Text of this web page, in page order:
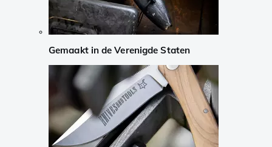
Gemaakt in de Verenigde Staten